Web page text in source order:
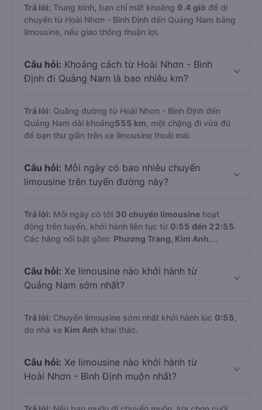
Trả lời: Trung bình, bạn chỉ mất khoảng 9.4 giờ để di
chuyển từ Hoài Nhơn - Bình Định đến Quảng Nam bằng
limousine, nếu giao thông thuận lợi.
Câu hỏi: Khoảng cách từ Hoài Nhơn - Bình
Định đi Quảng Nam là bao nhiêu km?
Trả lời: Quãng đường từ Hoài Nhơn - Bình Định đến
Quảng Nam dài khoảng555 km , một chặng đi vừa đủ
để bạn thư giãn trên xe limousine thoải mái.
Câu hỏi: Mỗi ngày có bao nhiêu chuyến
limousine trên tuyến đường này?
Trả lời: Mỗi ngày có tới 30 chuyến limousine hoạt
động trên tuyến, khởi hành liên tục từ 0:55 đến 22:55.
Các hãng nổi bật gồm: Phương Trang, Kim Anh ,...
Câu hỏi: Xe limousine nào khởi hành từ
Quảng Nam sớm nhất?
Trả lời: Chuyến limousine sớm nhất khởi hành lúc 0:55
do nhà xe Kim Anh khai thác.
Câu hỏi: Xe limousine nào khởi hành từ
Hoài Nhơn - Bình Định muộn nhất?